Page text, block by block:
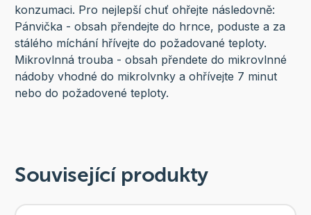
konzumaci. Pro nejlepší chuť ohřejte následovně:
Pánvička - obsah přendejte do hrnce, poduste a za
stálého míchání hřívejte do požadované teploty.
Mikrovlnná trouba - obsah přendete do mikrovlnné
nádoby vhodné do mikrolvnky a ohřívejte 7 minut
nebo do požadovené teploty.
Související produkty